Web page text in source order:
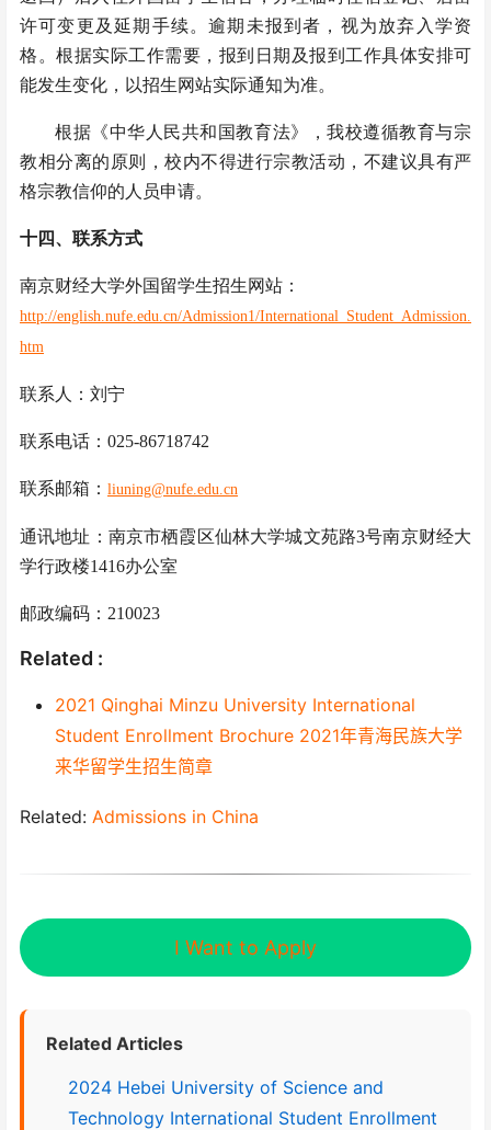
许可变更及延期手续。逾期未报到者，视为放弃入学资
格。根据实际工作需要，报到日期及报到工作具体安排可
能发生变化，以招生网站实际通知为准。
根据《中华人民共和国教育法》，我校遵循教育与宗
教相分离的原则，校内不得进行宗教活动，不建议具有严
格宗教信仰的人员申请。
十四、联系方式
南京财经大学外国留学生招生网站：
http://english.nufe.edu.cn/Admission1/International_Student_Admission.
htm
联系人：刘宁
联系电话：025-86718742
联系邮箱： liuning@nufe.edu.cn
通讯地址：南京市栖霞区仙林大学城文苑路3号南京财经大
学行政楼1416办公室
邮政编码：210023
Related :
2021 Qinghai Minzu University International
Student Enrollment Brochure 2021年青海民族大学
来华留学生招生简章
Related: Admissions in China
I Want to Apply
Related Articles
2024 Hebei University of Science and
Technology International Student Enrollment